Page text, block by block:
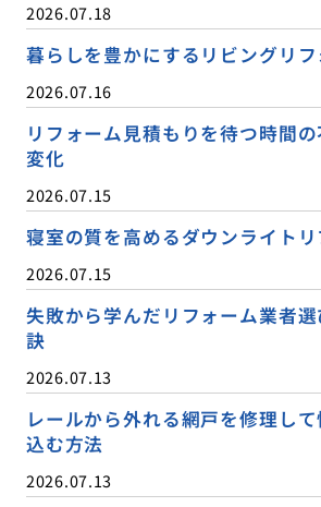
2026.07.18
暮らしを豊かにするリビングリ
2026.07.16
リフォーム見積もりを待つ時間
変化
2026.07.15
寝室の質を高めるダウンライト
2026.07.15
失敗から学んだリフォーム業者
訣
2026.07.13
レールから外れる網戸を修理し
込む方法
2026.07.13